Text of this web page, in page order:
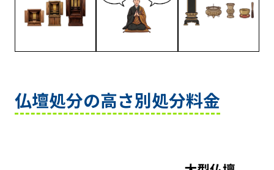
仏壇処分の高さ別処分料金